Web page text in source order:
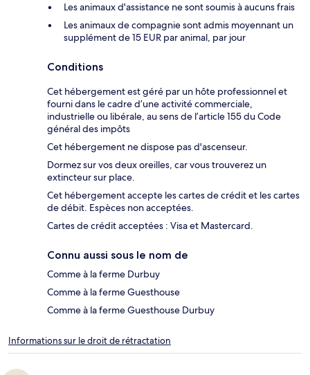
Les animaux d'assistance ne sont soumis à aucuns frais
Les animaux de compagnie sont admis moyennant un
supplément de 15 EUR par animal, par jour
Conditions
Cet hébergement est géré par un hôte professionnel et
fourni dans le cadre d’une activité commerciale,
industrielle ou libérale, au sens de l’article 155 du Code
général des impôts
Cet hébergement ne dispose pas d'ascenseur.
Dormez sur vos deux oreilles, car vous trouverez un
extincteur sur place.
Cet hébergement accepte les cartes de crédit et les cartes
de débit. Espèces non acceptées.
Cartes de crédit acceptées : Visa et Mastercard.
Connu aussi sous le nom de
Comme à la ferme Durbuy
Comme à la ferme Guesthouse
Comme à la ferme Guesthouse Durbuy
Informations sur le droit de rétractation